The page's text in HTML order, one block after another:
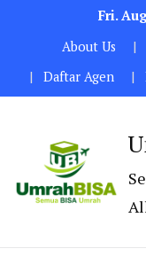
Fri.
About Us
Daftar Agen